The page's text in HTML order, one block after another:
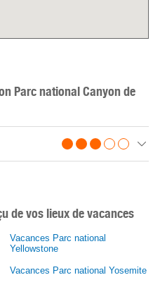
Parc national Canyon de
de vos lieux de vacances
Vacances Parc national
Yellowstone
Vacances Parc national Yosemite